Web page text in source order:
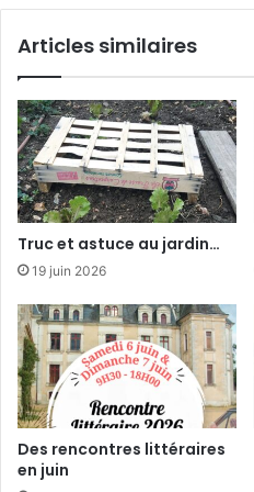
i’Articles similaires
Truc et astuce au jardin…
19 juin 2026
Des rencontres littéraires
en juin